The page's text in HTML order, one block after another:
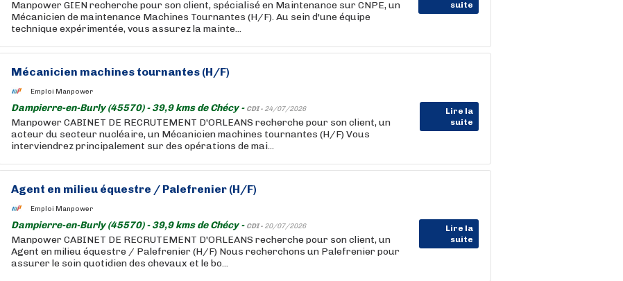
suite
Manpower GIEN recherche pour son client, spécialisé en Maintenance sur CNPE, un
Mécanicien de maintenance Machines Tournantes (H/F). Au sein d'une équipe
technique expérimentée, vous assurez la mainte...
Mécanicien machines tournantes (H/F)
Emploi Manpower
Dampierre-en-Burly (45570) - 39,9 kms de Chécy - CDI - 24/07/2026
Lire la
suite
Manpower CABINET DE RECRUTEMENT D'ORLEANS recherche pour son client, un
acteur du secteur nucléaire, un Mécanicien machines tournantes (H/F) Vous
interviendrez principalement sur des opérations de mai...
Agent en milieu équestre / Palefrenier (H/F)
Emploi Manpower
Dampierre-en-Burly (45570) - 39,9 kms de Chécy - CDI - 20/07/2026
Lire la
suite
Manpower CABINET DE RECRUTEMENT D'ORLEANS recherche pour son client, un
Agent en milieu équestre / Palefrenier (H/F) Nous recherchons un Palefrenier pour
assurer le soin quotidien des chevaux et le bo...